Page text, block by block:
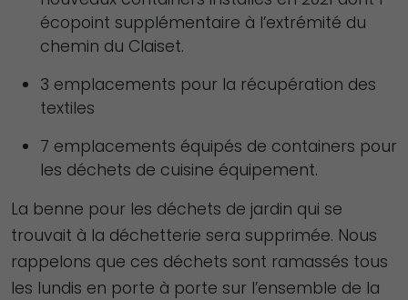
écopoint supplémentaire à l’extrémité du
chemin du Claiset.
3 emplacements pour la récupération des
textiles
7 emplacements équipés de containers pour
les déchets de cuisine équipement.
La benne pour les déchets de jardin qui se
trouvait à la déchetterie sera supprimée. Nous
rappelons que ces déchets sont ramassés tous
les lundis en porte à porte sur l’ensemble de la